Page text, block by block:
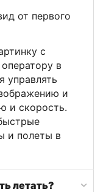
от первого
с
в
управлять
и
и скорость.
и полеты в
летать?